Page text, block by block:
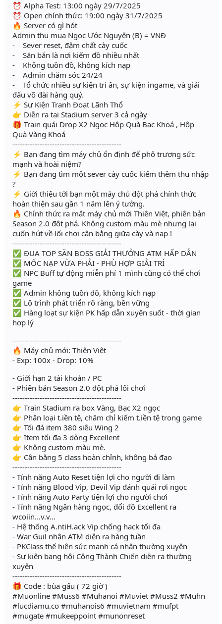
⏰ Alpha Test: 13:00 ngày 29/7/2025
⏰ Open chính thức: 19:00 ngày 31/7/2025
🔥 Server có gì hót
Admin thu mua Ngọc Ước Nguyện (B) = VNĐ
- Sever reset, đậm chất cày cuốc
- Săn bắn là nơi kiếm đồ nhiều nhất
- Không tuồn đồ, không kích nạp
- Admin chăm sóc 24/24
- Tổ chức nhiều sự kiện tri ân, sự kiện ingame, và giải
đấu võ đài hàng quý.
⚡️ Sự Kiện Tranh Đoạt Lãnh Thổ
👉 Diễn ra tại Stadium server 3 cả ngày
🎁 Train quái Drop X2 Ngọc Hộp Quà Bạc Khoá , Hộp
Quà Vàng Khoá
--------------------------------------------
⚡️ Bạn đang tìm máy chủ ổn định để phô trương sức
mạnh và hoài niệm?
⚡️ Bạn đang tìm một sever cày cuốc kiếm thêm thu nhập
?
⚡️ Giới thiệu tới bạn một máy chủ đột phá chính thức
hoàn thiện sau gần 1 năm lên ý tưởng.
🔥 Chính thức ra mắt máy chủ mới Thiên Việt, phiên bản
Season 2.0 đột phá. Không custom màu mè nhưng lại
cuốn hút về lối chơi cân bằng giữa cày và nạp !
--------------------------------------------
✅ ĐUA TOP SĂN BOSS GIẢI THƯỞNG ATM HẤP DẪN
✅ MỐC NẠP VỪA PHẢI - PHÙ HỢP GIẢI TRÍ
✅ NPC Buff tự động miễn phí 1 mình cũng có thể chơi
game
✅ Admin không tuồn đồ, không kích nạp
✅ Lộ trình phát triển rõ ràng, bền vững
✅ Hàng loạt sự kiện PK hấp dẫn xuyên suốt - thời gian
hợp lý
--------------------------------------------
🔥 Máy chủ mới: Thiên Việt
- Exp: 100x - Drop: 10%
- Giới hạn 2 tài khoản / PC
- Phiên bản Season 2.0 đột phá lối chơi
--------------------------------------------
👉 Train Stadium ra box Vàng, Bạc X2 ngọc
👉 Phân loại t.iền tệ, chăm chỉ kiếm t.iền tệ trong game
👉 Tối đá item 380 siêu Wing 2
👉 Item tối đa 3 dòng Excellent
👉 Không custom màu mè.
👉 Cân bằng 5 class hoàn chỉnh, không bá đạo
--------------------------------------------
- Tính năng Auto Reset tiện lợi cho người đi làm
- Tính năng Blood Vip, Devil Vip đánh quái rơi ngọc
- Tính năng Auto Party tiện lợi cho người chơi
- Tính năng Ngân hàng ngọc, đổi đồ Excellent ra
wcoiin...v.v...
- Hệ thống A.ntiH.ack Vip chống hack tối đa
- War Guil nhận ATM diễn ra hàng tuần
- PKClass thể hiện sức mạnh cá nhân thường xuyên
- Sự kiện bang hội Công Thành Chiến diễn ra thường
xuyên
--------------------------------------------
🎁 Code : bùa gấu ( 72 giờ )
#Muonline #Muss6 #Muhanoi #Muviet #Muss2 #Muhn
#lucdiamu.co #muhanois6 #muvietnam #mufpt
#mugate #mukeeppoint #munonreset